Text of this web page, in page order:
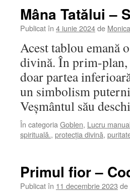
Mâna Tatălui –
Publicat în 4 iunie 2024de Monica
Acest tablou emană
divină. În prim-plan,
doar partea
un simbolism
Veșmântul său
În categoria Goblen, Lucru manual
spirituală., protecția divină,
Primul fior –
Publicat în 11 decembrie 2023 de